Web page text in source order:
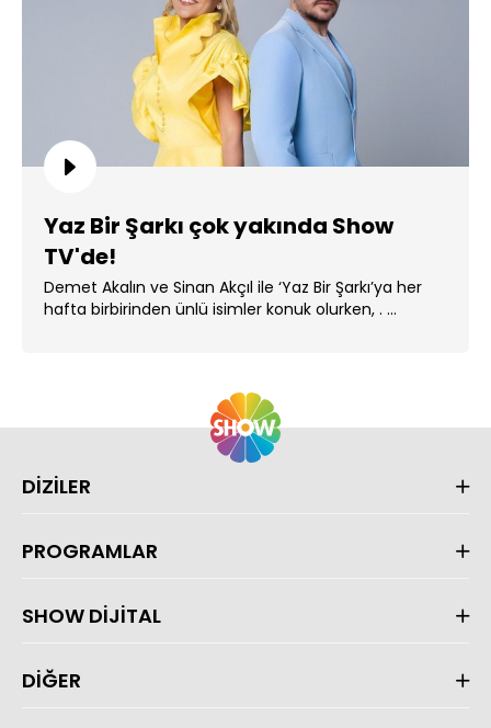
Yaz Bir Şarkı çok yakında Show
TV'de!
Demet Akalın ve Sinan Akçıl ile ‘Yaz Bir Şarkı’ya her
hafta birbirinden ünlü isimler konuk olurken, . ...
DİZİLER
PROGRAMLAR
SHOW DİJİTAL
DİĞER